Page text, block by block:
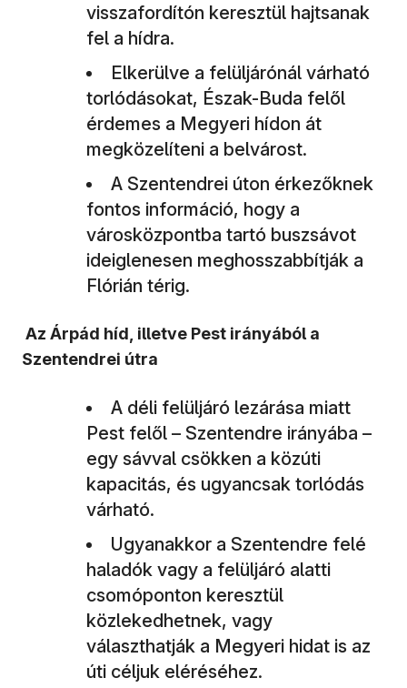
visszafordítón keresztül hajtsanak
fel a hídra.
Elkerülve a felüljárónál várható
torlódásokat, Észak-Buda felől
érdemes a Megyeri hídon át
megközelíteni a belvárost.
A Szentendrei úton érkezőknek
fontos információ, hogy a
városközpontba tartó buszsávot
ideiglenesen meghosszabbítják a
Flórián térig.
Az Árpád híd, illetve Pest irányából a
Szentendrei útra
A déli felüljáró lezárása miatt
Pest felől – Szentendre irányába –
egy sávval csökken a közúti
kapacitás, és ugyancsak torlódás
várható.
Ugyanakkor a Szentendre felé
haladók vagy a felüljáró alatti
csomóponton keresztül
közlekedhetnek, vagy
választhatják a Megyeri hidat is az
úti céljuk eléréséhez.